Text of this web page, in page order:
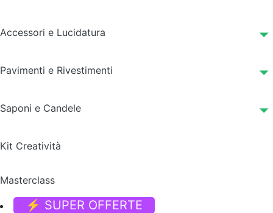
Accessori e Lucidatura
Pavimenti e Rivestimenti
Saponi e Candele
Kit Creatività
Masterclass
⚡ SUPER OFFERTE